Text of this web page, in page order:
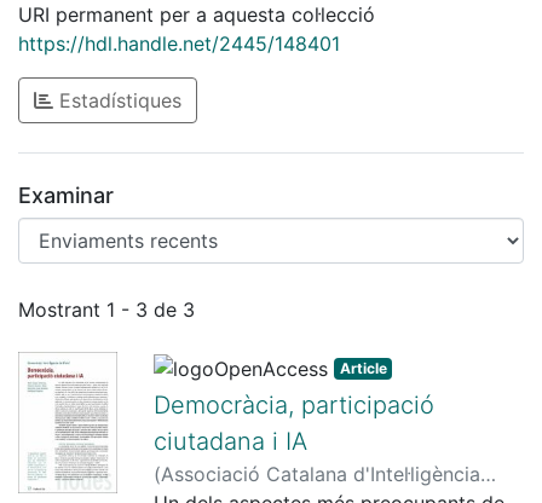
URI permanent per a aquesta col·lecció
https://hdl.handle.net/2445/148401
Estadístiques
Examinar
Enviaments recents
Mostrant 1 - 3 de 3
Article
Democràcia, participació
ciutadana i IA
(Associació Catalana d'Intel·ligència